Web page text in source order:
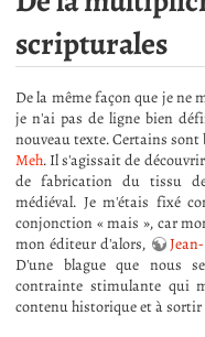
scripturales
De la même façon que je ne
je n'ai pas de ligne bien
nouveau texte. Certains sont
Meh. Il s'agissait de
de fabrication du tissu
médiéval. Je m'étais fixé
conjonction « mais », car
mon éditeur d'alors,
D'une blague que nous
contrainte stimulante qui
contenu historique et à